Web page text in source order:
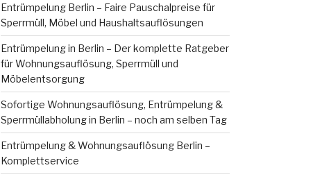
Entrümpelung Berlin – Faire Pauschalpreise für
Sperrmüll, Möbel und Haushaltsauflösungen
Entrümpelung in Berlin – Der komplette Ratgeber
für Wohnungsauflösung, Sperrmüll und
Möbelentsorgung
Sofortige Wohnungsauflösung, Entrümpelung &
Sperrmüllabholung in Berlin – noch am selben Tag
Entrümpelung & Wohnungsauflösung Berlin –
Komplettservice